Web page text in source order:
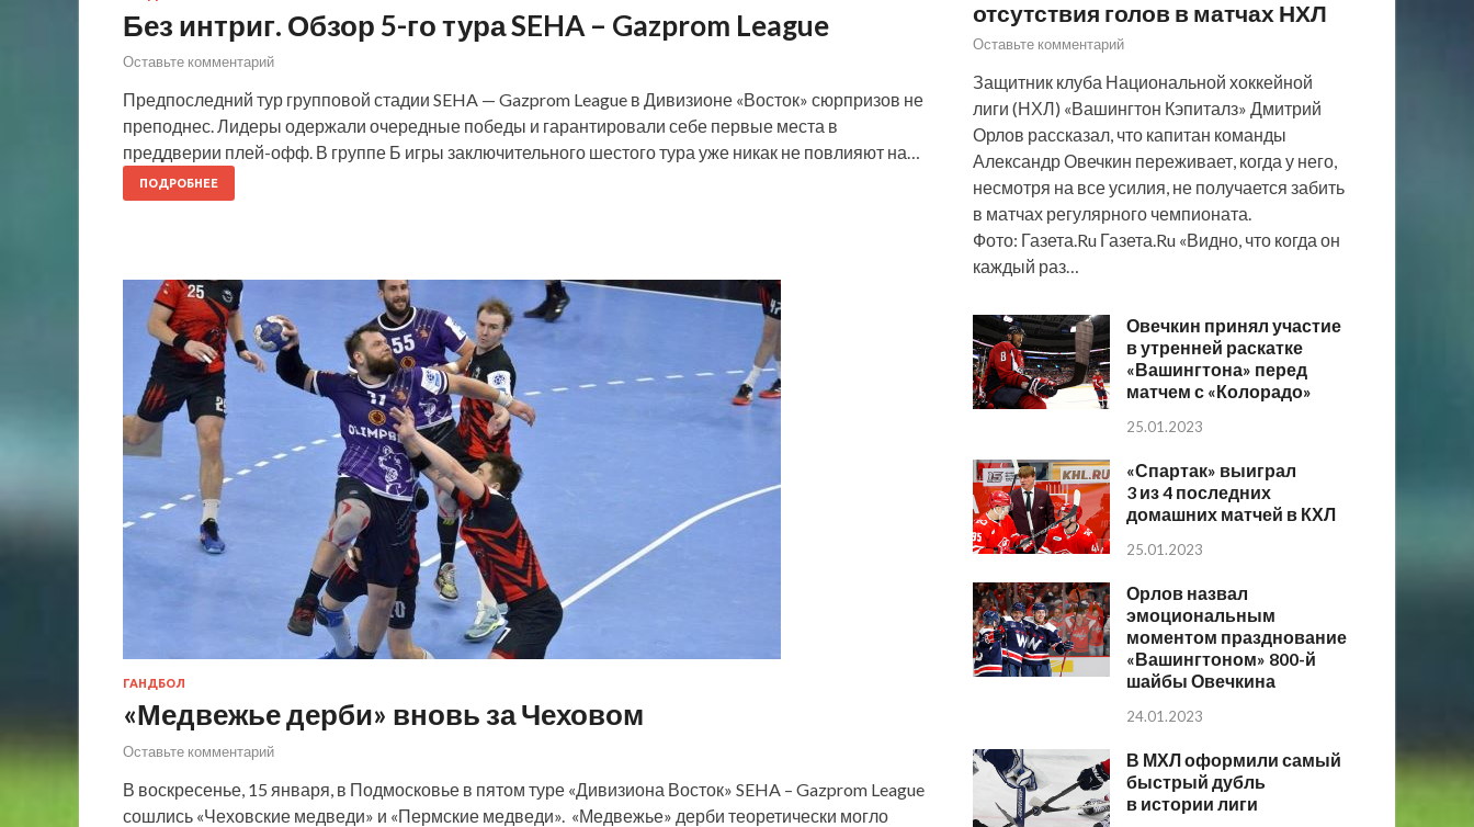
Без интриг. Обзор 5-го тура SEHA – Gazprom League
Оставьте комментарий
Предпоследний тур групповой стадии SEHA — Gazprom League в Дивизионе «Восток» сюрпризов не
преподнес. Лидеры одержали очередные победы и гарантировали себе первые места в
преддверии плей-офф. В группе Б игры заключительного шестого тура уже никак не повлияют на…
ПОДРОБНЕЕ
ГАНДБОЛ
«Медвежье дерби» вновь за Чеховом
Оставьте комментарий
В воскресенье, 15 января, в Подмосковье в пятом туре «Дивизиона Восток» SEHA – Gazprom League
сошлись «Чеховские медведи» и «Пермские медведи». «Медвежье» дерби теоретически могло
отсутствия голов в матчах НХЛ
Оставьте комментарий
Защитник клуба Национальной хоккейной
лиги (НХЛ) «Вашингтон Кэпиталз» Дмитрий
Орлов рассказал, что капитан команды
Александр Овечкин переживает, когда у него,
несмотря на все усилия, не получается забить
в матчах регулярного чемпионата.
Фото: Газета.Ru Газета.Ru «Видно, что когда он
каждый раз…
Овечкин принял участие
в утренней раскатке
«Вашингтона» перед
матчем с «Колорадо»
25.01.2023
«Спартак» выиграл
3 из 4 последних
домашних матчей в КХЛ
25.01.2023
Орлов назвал
эмоциональным
моментом празднование
«Вашингтоном» 800-й
шайбы Овечкина
24.01.2023
В МХЛ оформили самый
быстрый дубль
в истории лиги